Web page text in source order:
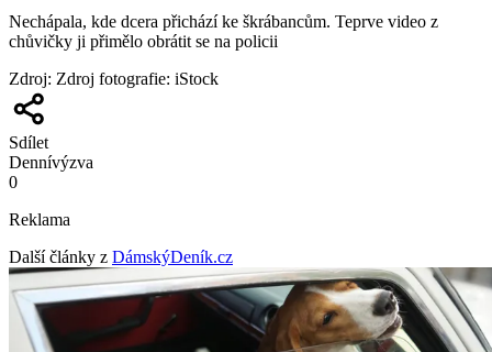
Nechápala, kde dcera přichází ke škrábancům. Teprve video z
chůvičky ji přimělo obrátit se na policii
Zdroj: Zdroj fotografie: iStock
Sdílet
Dennívýzva
0
Reklama
Další články z DámskýDeník.cz